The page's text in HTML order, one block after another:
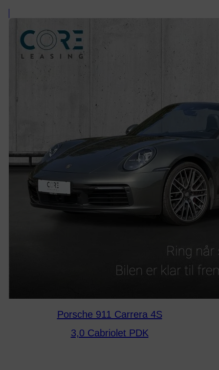
Porsche 911 Carrera 4S
3,0 Cabriolet PDK